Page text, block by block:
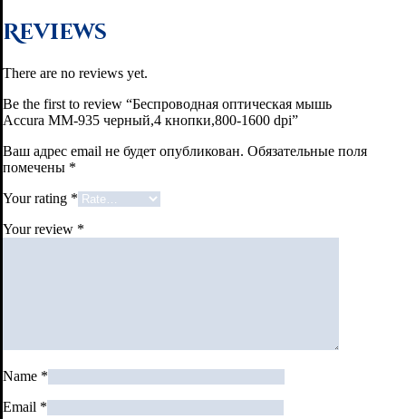
Reviews
There are no reviews yet.
Be the first to review “Беспроводная оптическая мышь
Accura MM-935 черный,4 кнопки,800-1600 dpi”
Ваш адрес email не будет опубликован. Обязательные поля
помечены *
Your rating *
Your review *
Name *
Email *